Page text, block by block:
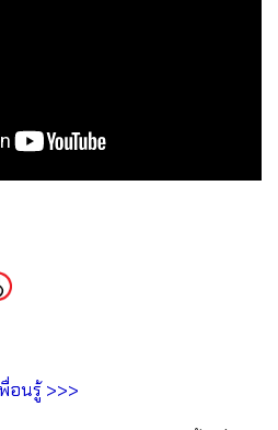
อนรู้ >>>